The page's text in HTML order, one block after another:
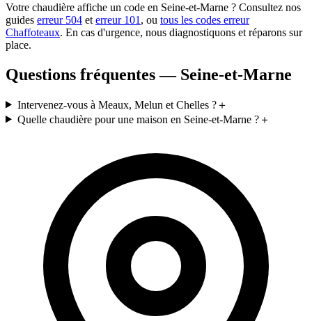
Votre chaudière affiche un code en Seine-et-Marne ? Consultez nos
guides erreur 504 et erreur 101 , ou tous les codes erreur
Chaffoteaux. En cas d'urgence, nous diagnostiquons et réparons sur
place.
Questions fréquentes — Seine-et-Marne
Intervenez-vous à Meaux, Melun et Chelles ?＋
Quelle chaudière pour une maison en Seine-et-Marne ?＋